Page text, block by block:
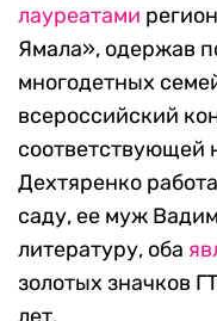
лауреатами
Ямала», одержав
многодетных
всероссийский
соответствующей
Дехтяренко
саду, ее муж
литературу, оба
золотых значков